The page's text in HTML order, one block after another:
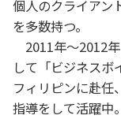
個人のクライアン
を多数持つ。
2011年～2012
して「ビジネスボ
フィリピンに赴任
指導をして活躍中。